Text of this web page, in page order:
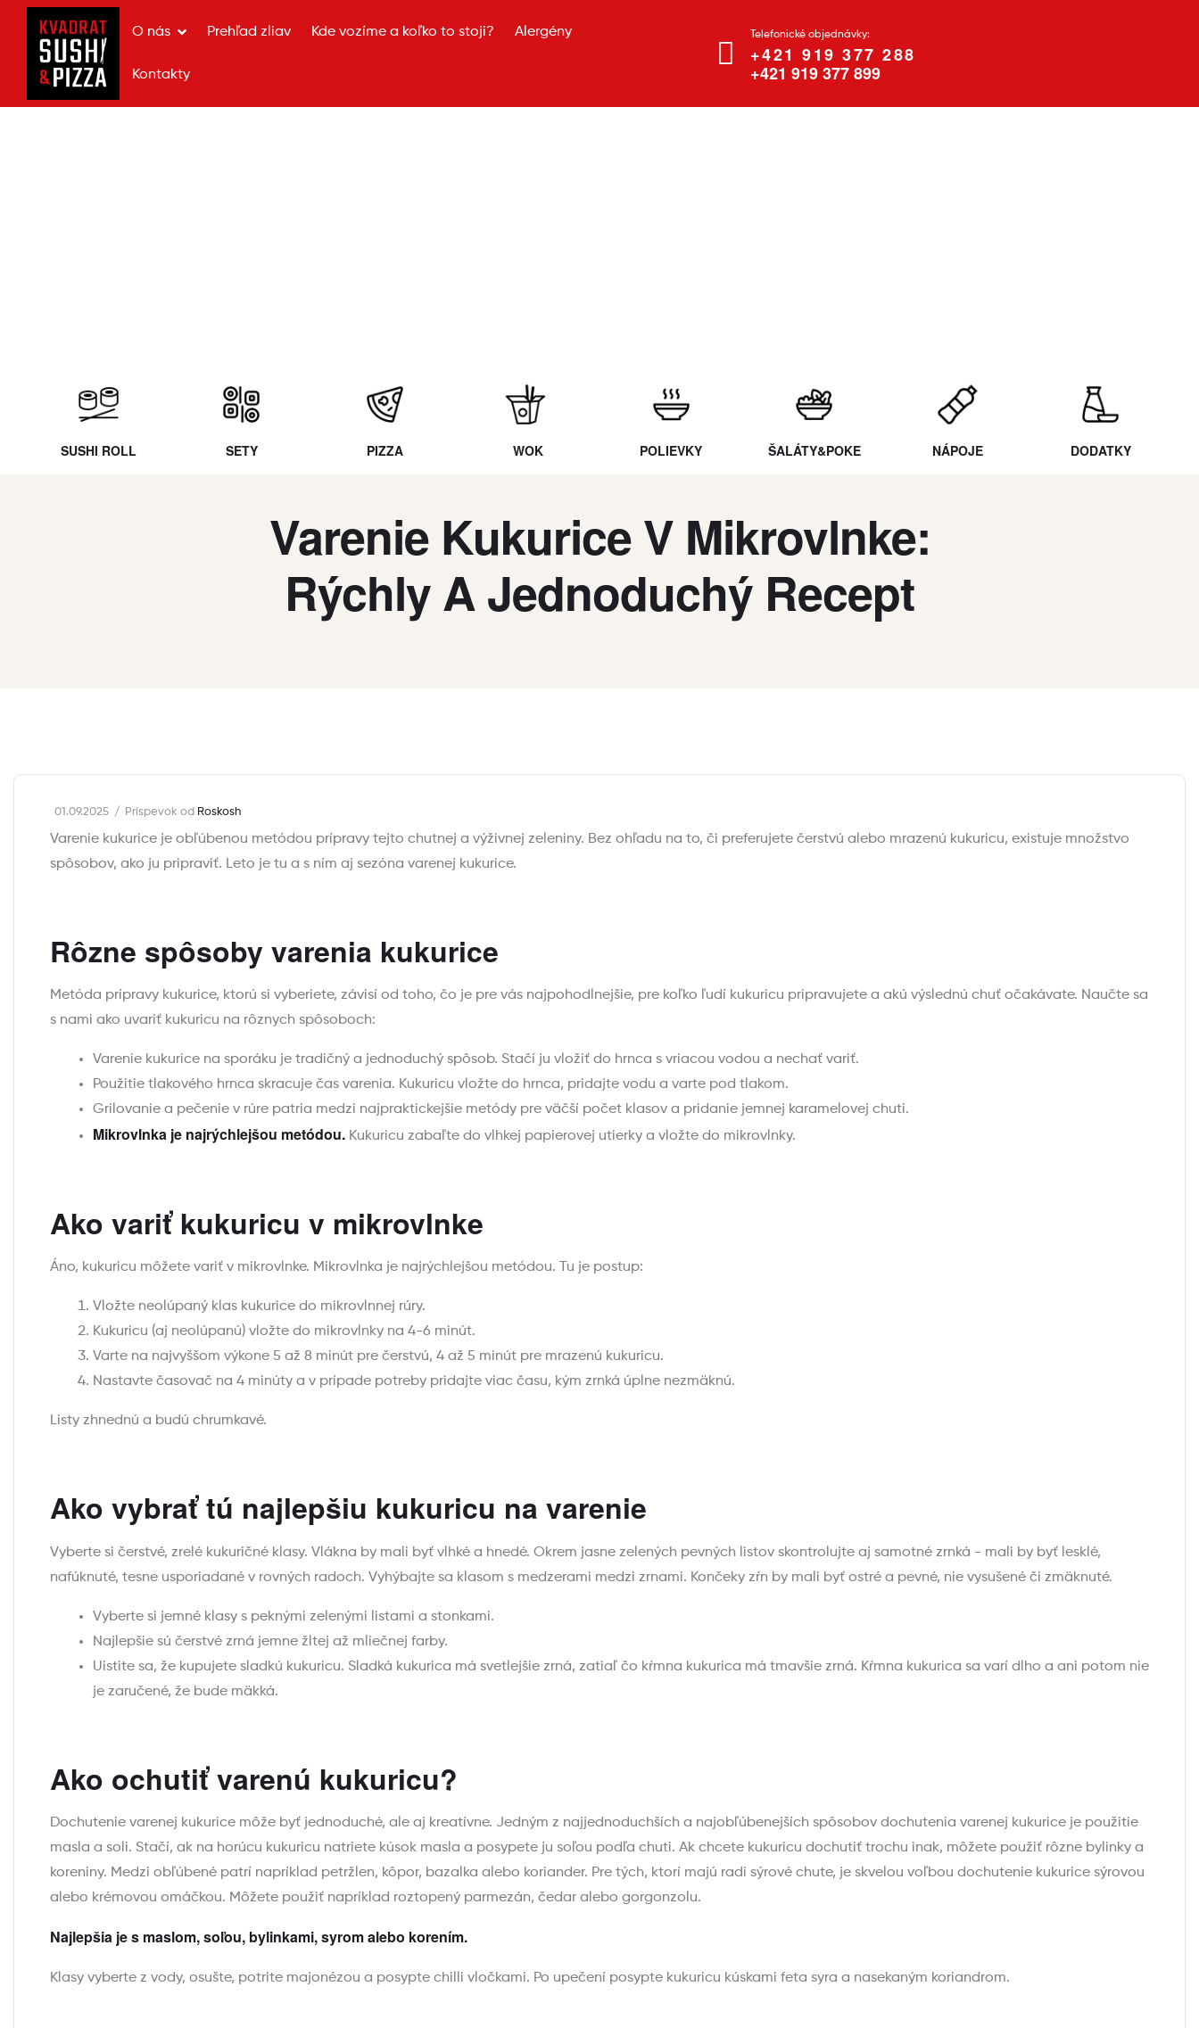
O nás Prehľad zliav Kde vozíme a koľko to stoji? Alergény
Kontakty
Telefonické objednávky:
+421 919 377 288
+421 919 377 899
SUSHI ROLL SETY PIZZA WOK POLIEVKY ŠALÁTY&POKE NÁPOJE DODATKY
Varenie Kukurice V Mikrovlnke:
Rýchly A Jednoduchý Recept
01.09.2025 Príspevok od Roskosh
Varenie kukurice je obľúbenou metódou prípravy tejto chutnej a výživnej zeleniny. Bez ohľadu na to, či preferujete čerstvú alebo mrazenú kukuricu, existuje množstvo
spôsobov, ako ju pripraviť. Leto je tu a s ním aj sezóna varenej kukurice.
Rôzne spôsoby varenia kukurice
Metóda prípravy kukurice, ktorú si vyberiete, závisí od toho, čo je pre vás najpohodlnejšie, pre koľko ľudí kukuricu pripravujete a akú výslednú chuť očakávate. Naučte sa
s nami ako uvariť kukuricu na rôznych spôsoboch:
Varenie kukurice na sporáku je tradičný a jednoduchý spôsob. Stačí ju vložiť do hrnca s vriacou vodou a nechať variť.
Použitie tlakového hrnca skracuje čas varenia. Kukuricu vložte do hrnca, pridajte vodu a varte pod tlakom.
Grilovanie a pečenie v rúre patria medzi najpraktickejšie metódy pre väčší počet klasov a pridanie jemnej karamelovej chuti.
Mikrovlnka je najrýchlejšou metódou. Kukuricu zabaľte do vlhkej papierovej utierky a vložte do mikrovlnky.
Ako variť kukuricu v mikrovlnke
Áno, kukuricu môžete variť v mikrovlnke. Mikrovlnka je najrýchlejšou metódou. Tu je postup:
Vložte neolúpaný klas kukurice do mikrovlnnej rúry.
Kukuricu (aj neolúpanú) vložte do mikrovlnky na 4-6 minút.
Varte na najvyššom výkone 5 až 8 minút pre čerstvú, 4 až 5 minút pre mrazenú kukuricu.
Nastavte časovač na 4 minúty a v prípade potreby pridajte viac času, kým zrnká úplne nezmäknú.
Listy zhnednú a budú chrumkavé.
Ako vybrať tú najlepšiu kukuricu na varenie
Vyberte si čerstvé, zrelé kukuričné klasy. Vlákna by mali byť vlhké a hnedé. Okrem jasne zelených pevných listov skontrolujte aj samotné zrnká - mali by byť lesklé,
nafúknuté, tesne usporiadané v rovných radoch. Vyhýbajte sa klasom s medzerami medzi zrnami. Končeky zŕn by mali byť ostré a pevné, nie vysušené či zmäknuté.
Vyberte si jemné klasy s peknými zelenými listami a stonkami.
Najlepšie sú čerstvé zrná jemne žltej až mliečnej farby.
Uistite sa, že kupujete sladkú kukuricu. Sladká kukurica má svetlejšie zrná, zatiaľ čo kŕmna kukurica má tmavšie zrná. Kŕmna kukurica sa varí dlho a ani potom nie
je zaručené, že bude mäkká.
Ako ochutiť varenú kukuricu?
Dochutenie varenej kukurice môže byť jednoduché, ale aj kreatívne. Jedným z najjednoduchších a najobľúbenejších spôsobov dochutenia varenej kukurice je použitie
masla a soli. Stačí, ak na horúcu kukuricu natriete kúsok masla a posypete ju soľou podľa chuti. Ak chcete kukuricu dochutiť trochu inak, môžete použiť rôzne bylinky a
koreniny. Medzi obľúbené patrí napríklad petržlen, kôpor, bazalka alebo koriander. Pre tých, ktorí majú radi sýrové chute, je skvelou voľbou dochutenie kukurice sýrovou
alebo krémovou omáčkou. Môžete použiť napríklad roztopený parmezán, čedar alebo gorgonzolu.
Najlepšia je s maslom, soľou, bylinkami, syrom alebo korením.
Klasy vyberte z vody, osušte, potrite majonézou a posypte chilli vločkami. Po upečení posypte kukuricu kúskami feta syra a nasekaným koriandrom.